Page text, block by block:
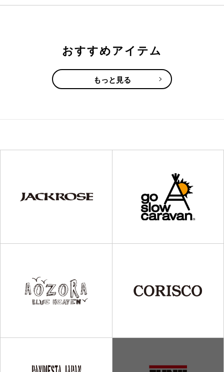
おすすめアイテム
もっと見る